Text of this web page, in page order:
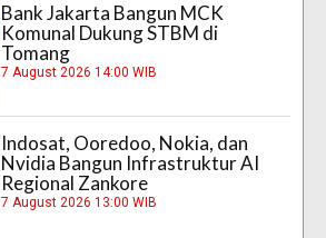
Bank Jakarta Bangun MCK
Komunal Dukung STBM di
Tomang
7 August 2026 14:00 WIB
Indosat, Ooredoo, Nokia, dan
Nvidia Bangun Infrastruktur AI
Regional Zankore
7 August 2026 13:00 WIB